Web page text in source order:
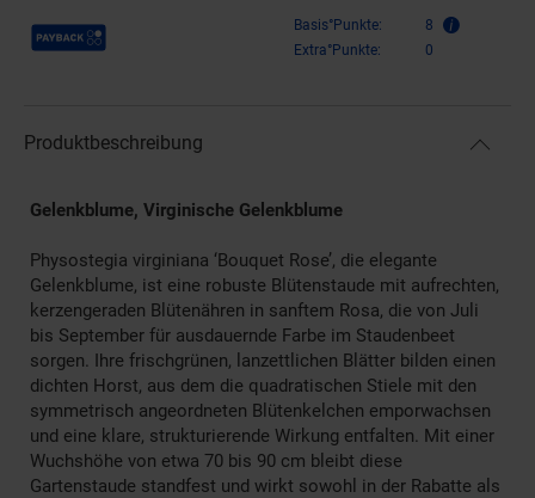
Payback Punkte Basis°Punkte:
8
Extra°Punkte:
0
Produktbeschreibung
Gelenkblume, Virginische Gelenkblume
Physostegia virginiana ‘Bouquet Rose’, die elegante
Gelenkblume, ist eine robuste Blütenstaude mit aufrechten,
kerzengeraden Blütenähren in sanftem Rosa, die von Juli
bis September für ausdauernde Farbe im Staudenbeet
sorgen. Ihre frischgrünen, lanzettlichen Blätter bilden einen
dichten Horst, aus dem die quadratischen Stiele mit den
symmetrisch angeordneten Blütenkelchen emporwachsen
und eine klare, strukturierende Wirkung entfalten. Mit einer
Wuchshöhe von etwa 70 bis 90 cm bleibt diese
Gartenstaude standfest und wirkt sowohl in der Rabatte als